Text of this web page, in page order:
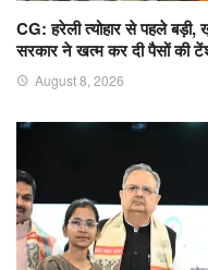
CG: हरेली त्योहार से पहले बड़ी,
सरकार ने खत्म कर दी पैसों की
August 8, 2026